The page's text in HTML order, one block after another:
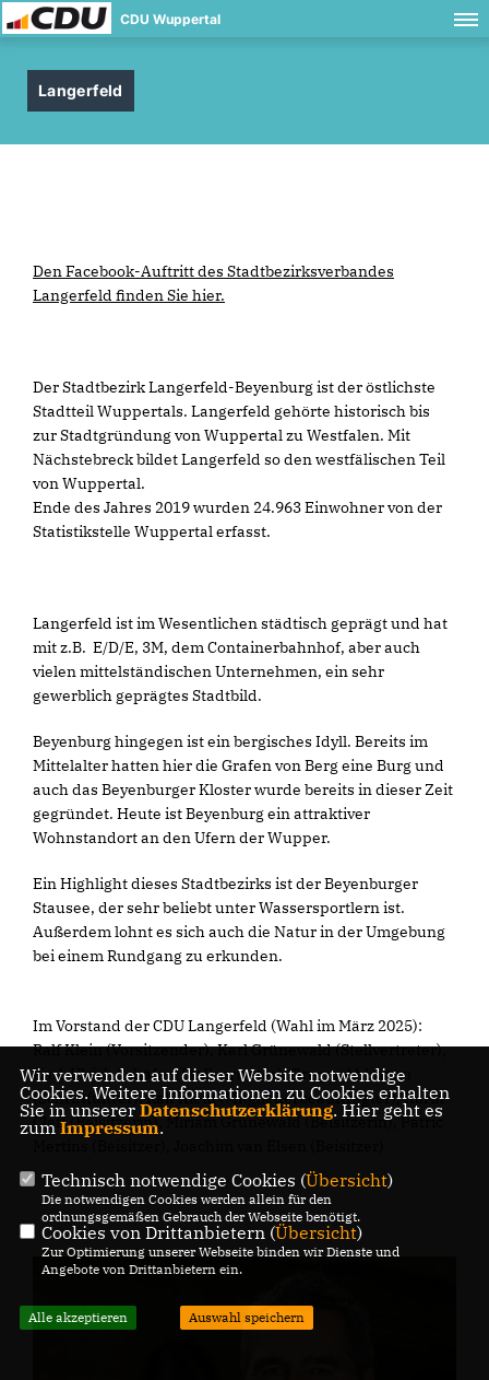
CDU Wuppertal
Langerfeld
Den Facebook-Auftritt des Stadtbezirksverbandes
Langerfeld finden Sie hier.
Der Stadtbezirk Langerfeld-Beyenburg ist der östlichste
Stadtteil Wuppertals. Langerfeld gehörte historisch bis
zur Stadtgründung von Wuppertal zu Westfalen. Mit
Nächstebreck bildet Langerfeld so den westfälischen Teil
von Wuppertal.
Ende des Jahres 2019 wurden 24.963 Einwohner von der
Statistikstelle Wuppertal erfasst.
Langerfeld ist im Wesentlichen städtisch geprägt und hat
mit z.B. E/D/E, 3M, dem Containerbahnhof, aber auch
vielen mittelständischen Unternehmen, ein sehr
gewerblich geprägtes Stadtbild.
Beyenburg hingegen ist ein bergisches Idyll. Bereits im
Mittelalter hatten hier die Grafen von Berg eine Burg und
auch das Beyenburger Kloster wurde bereits in dieser Zeit
gegründet. Heute ist Beyenburg ein attraktiver
Wohnstandort an den Ufern der Wupper.
Ein Highlight dieses Stadtbezirks ist der Beyenburger
Stausee, der sehr beliebt unter Wassersportlern ist.
Außerdem lohnt es sich auch die Natur in der Umgebung
bei einem Rundgang zu erkunden.
Im Vorstand der CDU Langerfeld (Wahl im März 2025):
Ralf Klein (Vorsitzender), Karl Grünewald (Stellvertreter),
Karl-Ulrich Schäfer (Stellvertreter), Gregor Ahlmann
(Schriftführer), Ralf Klein(Mitgliederbeauftragter), Karin
Cleff (Beisitzerin), Miriam Grünewald (Beisitzerin), Patric
Wir verwenden auf dieser Website notwendige
Cookies. Weitere Informationen zu Cookies erhalten
Sie in unserer Datenschutzerklärung. Hier geht es
zum Impressum.
Technisch notwendige Cookies (Übersicht)
Die notwendigen Cookies werden allein für den
ordnungsgemäßen Gebrauch der Webseite benötigt.
Cookies von Drittanbietern (Übersicht)
Zur Optimierung unserer Webseite binden wir Dienste und
Angebote von Drittanbietern ein.
Alle akzeptieren Auswahl speichern